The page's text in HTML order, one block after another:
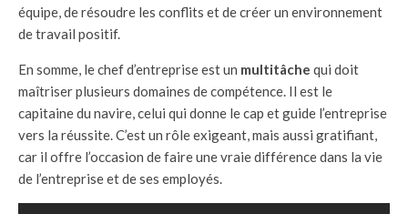
équipe, de résoudre les conflits et de créer un environnement
de travail positif.
En somme, le chef d’entreprise est un multitâche qui doit
maîtriser plusieurs domaines de compétence. Il est le
capitaine du navire, celui qui donne le cap et guide l’entreprise
vers la réussite. C’est un rôle exigeant, mais aussi gratifiant,
car il offre l’occasion de faire une vraie différence dans la vie
de l’entreprise et de ses employés.